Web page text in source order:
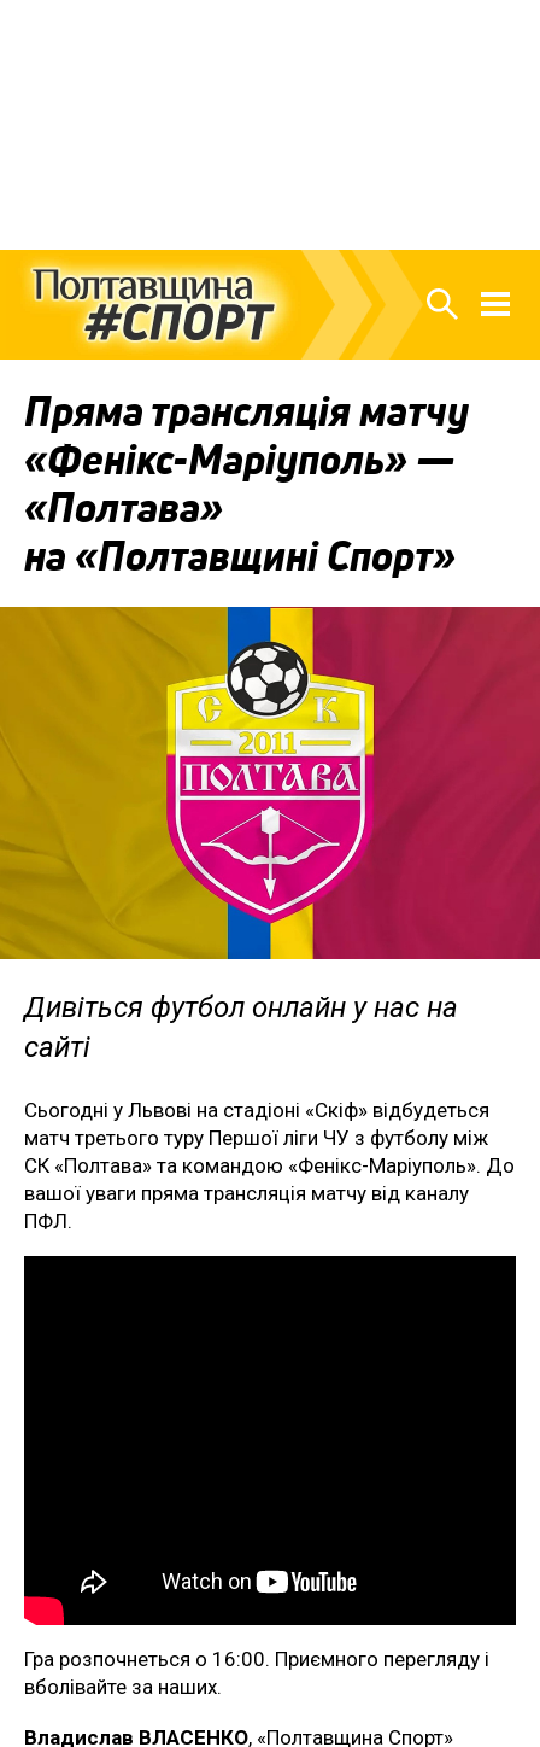
Пряма трансляція матчу
«Фенікс-Маріуполь» —
«Полтава»
на «Полтавщині Спорт»
Дивіться футбол онлайн у нас на
сайті
Сьогодні у Львові на стадіоні «Скіф» відбудеться
матч третього туру Першої ліги ЧУ з футболу між
СК «Полтава» та командою «Фенікс-Маріуполь». До
вашої уваги пряма трансляція матчу від каналу
ПФЛ.
Гра розпочнеться о 16:00. Приємного перегляду і
вболівайте за наших.
Владислав ВЛАСЕНКО, «Полтавщина Спорт»